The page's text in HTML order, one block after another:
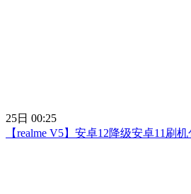
25日 00:25
【realme V5】安卓12降级安卓11刷